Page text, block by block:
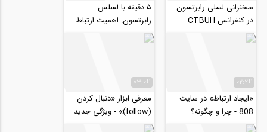
سخنرانی لسلی رابرتسون
در کنفرانس CTBUH
2011
۵ دقیقه با لسلس
رابرتسون: اهمیت ارتباط
موثر مهندسان و معماران
02:24
«ایجاد ارتباط» در سایت
808 - چرا و چگونه؟
03:04
معرفی ابزار «دنبال کردن
(follow)» - ویژگی جدید
پروفایل در وبسایت 808